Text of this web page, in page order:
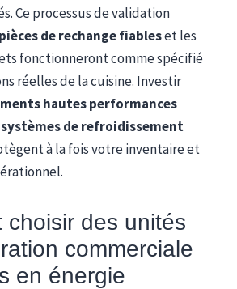
Ce processus de validation
pièces de rechange fiableset les
fonctionneront comme spécifié
réelles de la cuisine. Investir
hautes performances
systèmes de refroidissement
à la fois votre inventaire et
choisir des unités
commerciale
en énergie